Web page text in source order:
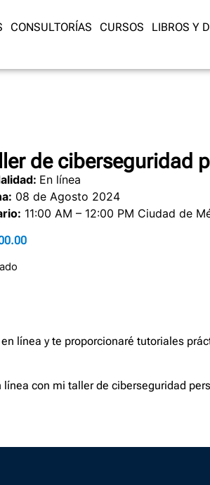
CONSULTORÍAS CURSOS LIBROS Y
de ciberseguridad
En línea
08 de Agosto 2024
11:00 AM – 12:00 PM Ciudad de
línea y te proporcionaré tutoriales
con mi taller de ciberseguridad